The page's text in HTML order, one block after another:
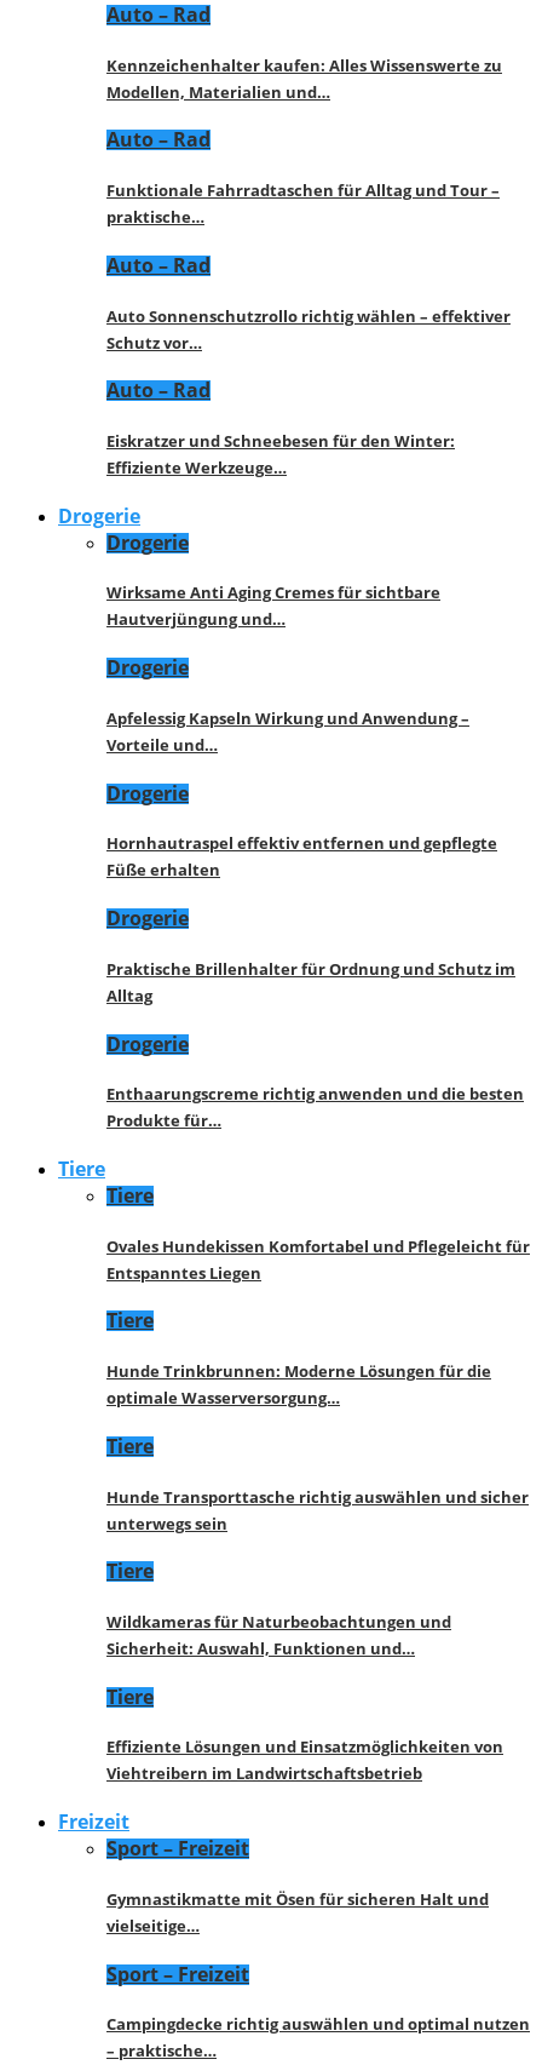
Auto – Rad
Kennzeichenhalter kaufen: Alles Wissenswerte zu
Modellen, Materialien und…
Auto – Rad
Funktionale Fahrradtaschen für Alltag und Tour –
praktische…
Auto – Rad
Auto Sonnenschutzrollo richtig wählen – effektiver
Schutz vor…
Auto – Rad
Eiskratzer und Schneebesen für den Winter:
Effiziente Werkzeuge…
Drogerie
Drogerie
Wirksame Anti Aging Cremes für sichtbare
Hautverjüngung und…
Drogerie
Apfelessig Kapseln Wirkung und Anwendung –
Vorteile und…
Drogerie
Hornhautraspel effektiv entfernen und gepflegte
Füße erhalten
Drogerie
Praktische Brillenhalter für Ordnung und Schutz im
Alltag
Drogerie
Enthaarungscreme richtig anwenden und die besten
Produkte für…
Tiere
Tiere
Ovales Hundekissen Komfortabel und Pflegeleicht für
Entspanntes Liegen
Tiere
Hunde Trinkbrunnen: Moderne Lösungen für die
optimale Wasserversorgung…
Tiere
Hunde Transporttasche richtig auswählen und sicher
unterwegs sein
Tiere
Wildkameras für Naturbeobachtungen und
Sicherheit: Auswahl, Funktionen und…
Tiere
Effiziente Lösungen und Einsatzmöglichkeiten von
Viehtreibern im Landwirtschaftsbetrieb
Freizeit
Sport – Freizeit
Gymnastikmatte mit Ösen für sicheren Halt und
vielseitige…
Sport – Freizeit
Campingdecke richtig auswählen und optimal nutzen
– praktische…